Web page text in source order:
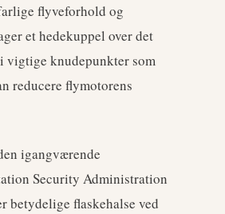
flyveforhold og
et hedekuppel over det
vigtige knudepunkter som
reducere flymotorens
igangværende
Security Administration
betydelige flaskehalse ved